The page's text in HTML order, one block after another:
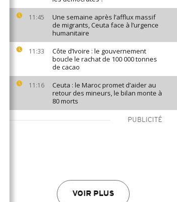
11:45
Une semaine après l’afflux massif
de migrants, Ceuta face à l’urgence
humanitaire
11:33
Côte d’Ivoire : le gouvernement
boucle le rachat de 100 000 tonnes
de cacao
11:16
Ceuta : le Maroc promet d’aider au
retour des mineurs, le bilan monte à
80 morts
PUBLICITÉ
VOIR PLUS